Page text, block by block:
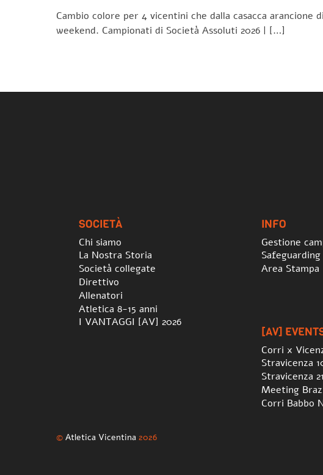
Cambio colore per 4 vicentini che dalla casacca
weekend. Campionati di Società Assoluti 2026 | […]
SOCIETÀ
Chi siamo
La Nostra Storia
Società collegate
Direttivo
Allenatori
Atletica 8-15 anni
I VANTAGGI [AV] 2026
INFO
Gestione
Safeguarding
Area Stampa
[AV]
Corri x
Stravicenza
Stravicenza 21
Meeting
Corri Babbo
© Atletica Vicentina 2026